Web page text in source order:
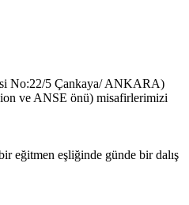
No:22/5 Çankaya/ ANKARA)
ve ANSE önü) misafirlerimizi
eğitmen eşliğinde günde bir dalış